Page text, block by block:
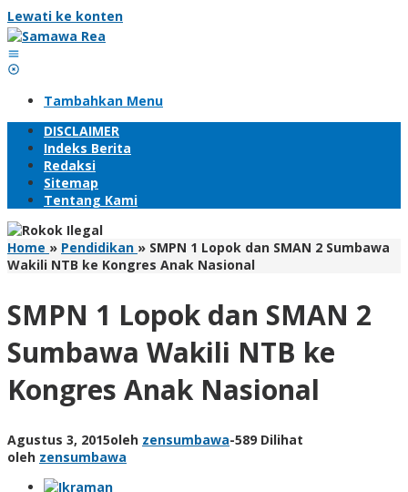
Lewati ke konten
Tambahkan Menu
DISCLAIMER
Indeks Berita
Redaksi
Sitemap
Tentang Kami
Home » Pendidikan » SMPN 1 Lopok dan SMAN 2 Sumbawa
Wakili NTB ke Kongres Anak Nasional
SMPN 1 Lopok dan SMAN 2
Sumbawa Wakili NTB ke
Kongres Anak Nasional
Agustus 3, 2015oleh zensumbawa-589 Dilihat
oleh zensumbawa